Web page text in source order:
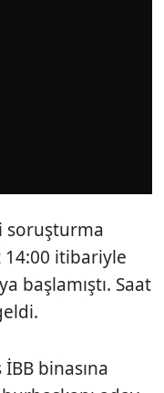
soruşturma
14:00 itibariyle
başlamıştı. Saat
binasına